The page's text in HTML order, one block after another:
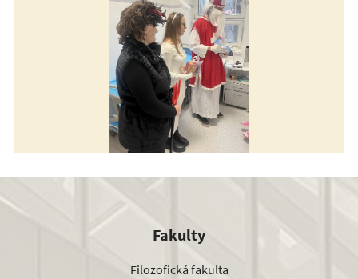
Fakulty
Filozofická fakulta